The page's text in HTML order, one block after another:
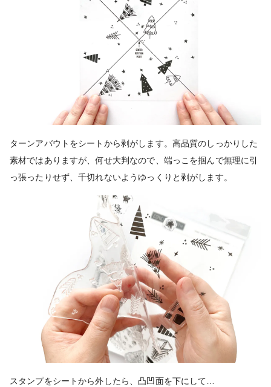
ターンアバウトをシートから剥がします。高品質のしっかりした
素材ではありますが、何せ大判なので、端っこを掴んで無理に引
っ張ったりせず、千切れないようゆっくりと剥がします。
スタンプをシートから外したら、凸凹面を下にして…